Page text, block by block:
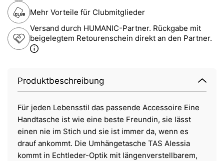
Mehr Vorteile für Clubmitglieder
Versand durch HUMANIC-Partner. Rückgabe mit
beigelegtem Retourenschein direkt an den Partner.
Produktbeschreibung
Für jeden Lebensstil das passende Accessoire Eine
Handtasche ist wie eine beste Freundin, sie lässt
einen nie im Stich und sie ist immer da, wenn es
drauf ankommt. Die Umhängetasche TAS Alessia
kommt in Echtleder-Optik mit längenverstellbarem,